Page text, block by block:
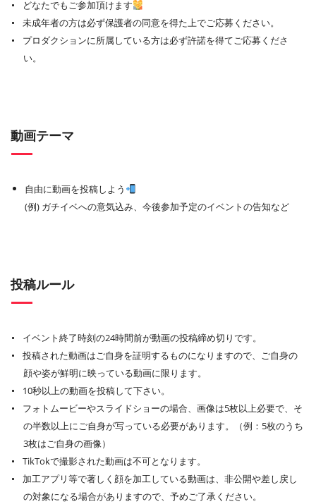
どなたでもご参加頂けます
未成年者の方は必ず保護者の同意を得た上でご応募ください。
プロダクションに所属している方は必ず許諾を得てご応募くださ
い。
動画テーマ
自由に動画を投稿しよう
(例) ガチイベへの意気込み、今後参加予定のイベントの告知など
投稿ルール
イベント終了時刻の24時間前が動画の投稿締め切りです。
投稿された動画はご自身を証明するものになりますので、ご自身の
顔や姿が鮮明に映っている動画に限ります。
10秒以上の動画を投稿して下さい。
フォトムービーやスライドショーの場合、画像は5枚以上必要で、そ
の半数以上にご自身が写っている必要があります。（例：5枚のうち
3枚はご自身の画像）
TikTokで撮影された動画は不可となります。
加工アプリ等で著しく顔を加工している動画は、非公開や差し戻し
の対象になる場合がありますので、予めご了承ください。